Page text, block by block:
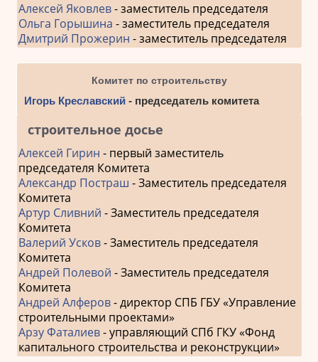
Алексей Яковлев- заместитель председателя
Ольга Горышина - заместитель председателя
Дмитрий Прожерин - заместитель председателя
Комитет по строительству
Игорь Креславский - председатель комитета
строительное досье
Алексей Гирин - первый заместитель
председателя Комитета
Александр Постраш - Заместитель председателя
Комитета
Артур Сливний - Заместитель председателя
Комитета
Валерий Усков- Заместитель председателя
Комитета
Андрей Полевой - Заместитель председателя
Комитета
Андрей Алферов- директор СПБ ГБУ «Управление
строительными проектами»
Арзу Фаталиев- управляющий СПб ГКУ «Фонд
капитального строительства и реконструкции»